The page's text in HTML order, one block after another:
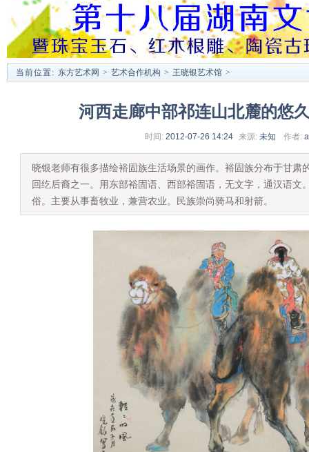
当前位置: 东方艺术网 > 艺术合作机构 > 王晓银艺术馆 >
河西走廊中部祁连山北麓的
时间: 2012-07-26 14:24 来源: 未知 作者:
晓银老师有很多描绘裕固族生活场景的画作。裕固族分布于甘肃
回纥后裔之一。用东部裕固语、西部裕固语，无文字，通汉语文
俗。主要从事畜牧业，兼营农业。民族崇尚骑马和射箭。